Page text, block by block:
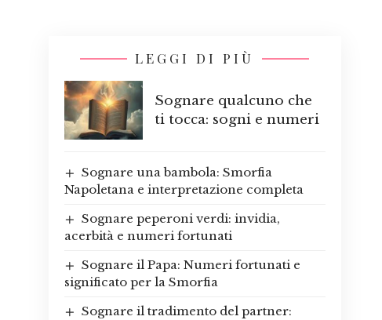
LEGGI DI PIÙ
Sognare qualcuno che
ti tocca: sogni e numeri
Sognare una bambola: Smorfia
Napoletana e interpretazione completa
Sognare peperoni verdi: invidia,
acerbità e numeri fortunati
Sognare il Papa: Numeri fortunati e
significato per la Smorfia
Sognare il tradimento del partner: